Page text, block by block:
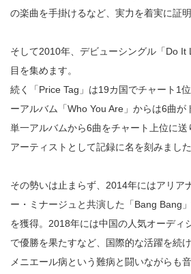
の楽曲を手掛けるなど、実力を着実に証
そして2010年、デビューシングル「Do It
目を集めます。
続く「Price Tag」は19カ国でチャート1
ーアルバム「Who You Are」からは6曲が
単一アルバムから6曲をチャート上位に
アーティストとして記録に名を刻みました
その勢いは止まらず、2014年にはアリア
ー・ミナージュと共演した「Bang Bang
を獲得。2018年には中国の人気オーディ
で優勝を果たすなど、国際的な活躍を続け
メニエール病という難病と闘いながらも